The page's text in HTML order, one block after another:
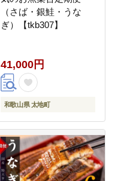
（さば・銀鮭・うな
ぎ）【tkb307】
41,000円
和歌山県 太地町